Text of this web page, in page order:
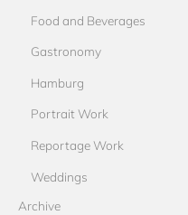
Food and Beverages
Gastronomy
Hamburg
Portrait Work
Reportage Work
Weddings
Archive